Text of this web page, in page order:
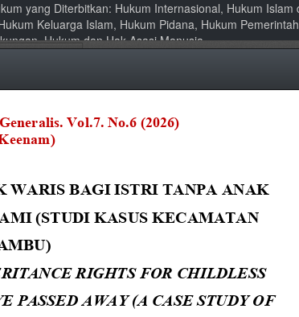
yang Diterbitkan: Hukum Internasional, Hukum
Keluarga Islam, Hukum Pidana, Hukum
Hukum dan Hak Asasi Manusia